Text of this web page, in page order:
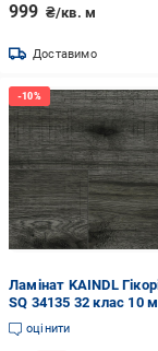
999 ₴/кв. м
Доставимо
Ламінат KAINDL
SQ 34135 32 клас 10
(12000036993)
оцінити